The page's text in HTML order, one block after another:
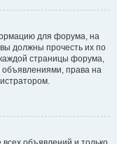
для форума, на
должны прочесть их по
страницы форума,
объявлениями, права на